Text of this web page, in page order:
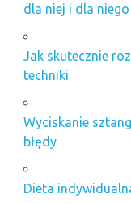
dla niej i dla niego
Jak skutecznie
techniki
Wyciskanie
błędy
Dieta